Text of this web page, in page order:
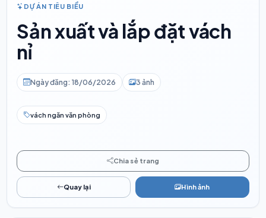
DỰ ÁN TIÊU BIỂU
Sản xuất và lắp đặt vách
nỉ
Ngày đăng: 18/06/2026 3 ảnh
vách ngăn văn phòng
Chia sẻ trang
Quay lại Hình ảnh